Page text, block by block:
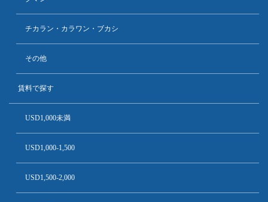
チカラン・カラワン・ブカシ
その他
賃料で探す
USD1,000未満
USD1,000-1,500
USD1,500-2,000